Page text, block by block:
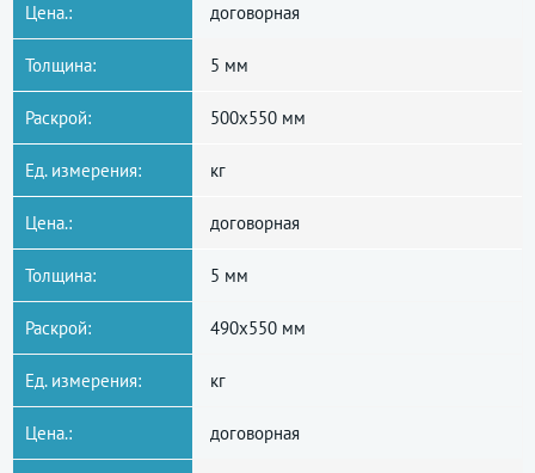
Цена.: договорная
Толщина: 5 мм
Раскрой: 500x550 мм
Ед. измерения: кг
Цена.: договорная
Толщина: 5 мм
Раскрой: 490x550 мм
Ед. измерения: кг
Цена.: договорная